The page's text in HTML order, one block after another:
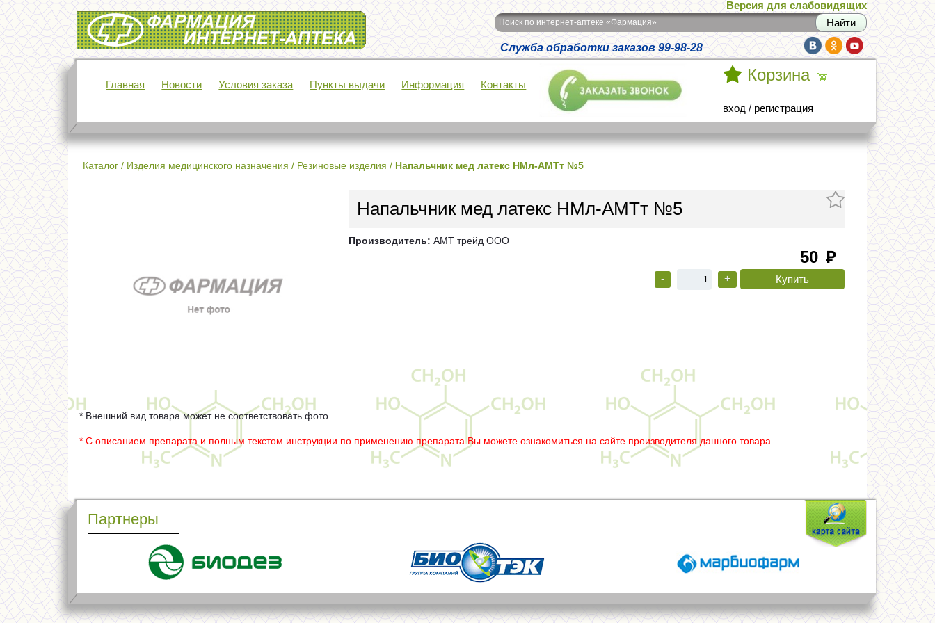
Интернет-аптека Фармация
Версия для слабовидящих
Поиск по интернет-аптеке «Фармация»
Служба обработки заказов 99-98-28
Главная Новости Условия заказа Пункты выдачи Информация Контакты
Корзина
вход / регистрация
Каталог / Изделия медицинского назначения / Резиновые изделия / Напальчник мед латекс НМл-АМТт №5
Напальчник мед латекс НМл-АМТт №5
Производитель: АМТ трейд ООО
50 руб
- +
* Внешний вид товара может не соответствовать фото
* С описанием препарата и полным текстом инструкции по применению препарата Вы можете ознакомиться на сайте производителя данного товара.
Партнеры